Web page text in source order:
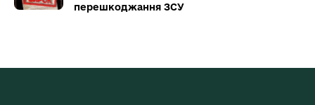
перешкоджання ЗСУ